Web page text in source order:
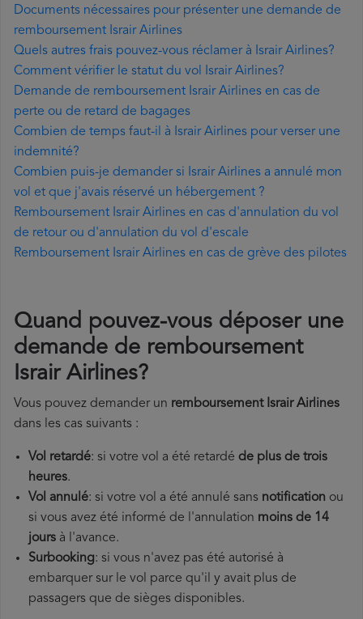
Documents nécessaires pour présenter une demande de
remboursement Israir Airlines
Quels autres frais pouvez-vous réclamer à Israir Airlines?
Comment vérifier le statut du vol Israir Airlines?
Demande de remboursement Israir Airlines en cas de
perte ou de retard de bagages
Combien de temps faut-il à Israir Airlines pour verser une
indemnité?
Combien puis-je demander si Israir Airlines a annulé mon
vol et que j'avais réservé un hébergement ?
Remboursement Israir Airlines en cas d'annulation du vol
de retour ou d'annulation du vol d'escale
Remboursement Israir Airlines en cas de grève des pilotes
Quand pouvez-vous déposer une
demande de remboursement
Israir Airlines?
Vous pouvez demander un remboursement Israir Airlines
dans les cas suivants :
Vol retardé: si votre vol a été retardé de plus de trois
heures.
Vol annulé: si votre vol a été annulé sans notification ou
si vous avez été informé de l'annulation moins de 14
jours à l'avance.
Surbooking: si vous n'avez pas été autorisé à
embarquer sur le vol parce qu'il y avait plus de
passagers que de sièges disponibles.